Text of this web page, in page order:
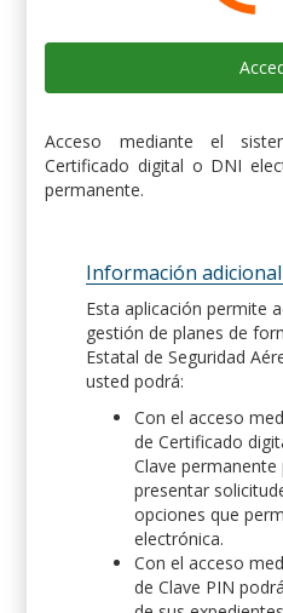
Acceso mediante el
Certificado digital o DNI
permanente.
Información adicional
Esta aplicación permite
gestión de planes de
Estatal de Seguridad
usted podrá:
Con el acceso
de Certificado
Clave
presentar
opciones que
electrónica.
Con el acceso
de Clave PIN